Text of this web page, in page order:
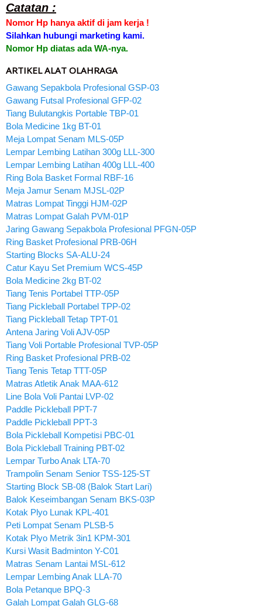
Catatan :
Nomor Hp hanya aktif di jam kerja !
Silahkan hubungi marketing kami.
Nomor Hp diatas ada WA-nya.
ARTIKEL ALAT OLAHRAGA
Gawang Sepakbola Profesional GSP-03
Gawang Futsal Profesional GFP-02
Tiang Bulutangkis Portable TBP-01
Bola Medicine 1kg BT-01
Meja Lompat Senam MLS-05P
Lempar Lembing Latihan 300g LLL-300
Lempar Lembing Latihan 400g LLL-400
Ring Bola Basket Formal RBF-16
Meja Jamur Senam MJSL-02P
Matras Lompat Tinggi HJM-02P
Matras Lompat Galah PVM-01P
Jaring Gawang Sepakbola Profesional PFGN-05P
Ring Basket Profesional PRB-06H
Starting Blocks SA-ALU-24
Catur Kayu Set Premium WCS-45P
Bola Medicine 2kg BT-02
Tiang Tenis Portabel TTP-05P
Tiang Pickleball Portabel TPP-02
Tiang Pickleball Tetap TPT-01
Antena Jaring Voli AJV-05P
Tiang Voli Portable Profesional TVP-05P
Ring Basket Profesional PRB-02
Tiang Tenis Tetap TTT-05P
Matras Atletik Anak MAA-612
Line Bola Voli Pantai LVP-02
Paddle Pickleball PPT-7
Paddle Pickleball PPT-3
Bola Pickleball Kompetisi PBC-01
Bola Pickleball Training PBT-02
Lempar Turbo Anak LTA-70
Trampolin Senam Senior TSS-125-ST
Starting Block SB-08 (Balok Start Lari)
Balok Keseimbangan Senam BKS-03P
Kotak Plyo Lunak KPL-401
Peti Lompat Senam PLSB-5
Kotak Plyo Metrik 3in1 KPM-301
Kursi Wasit Badminton Y-C01
Matras Senam Lantai MSL-612
Lempar Lembing Anak LLA-70
Bola Petanque BPQ-3
Galah Lompat Galah GLG-68